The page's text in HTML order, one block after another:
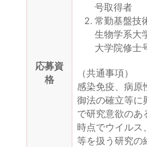
応募資
格
号取得者
常勤基盤技
生物学系大
大学院修士
（共通事項）
感染免疫、病原
御法の確立等に
で研究意欲のあ
時点でウイルス
等を扱う研究の